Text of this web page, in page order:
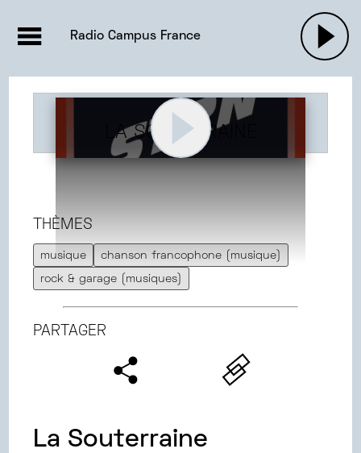
ACTUALITÉS
EMISSIONS |
PODCASTS
Radio Campus France
LA SOUTERRAINE
THÈMES
musique chanson francophone (musique)
rock & garage (musiques)
PARTAGER
La Souterraine